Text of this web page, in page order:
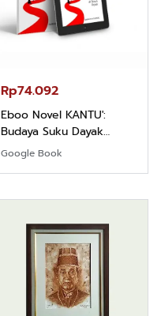
Rp74.092
Eboo Novel KANTU':
Budaya Suku Dayak
Borneo
Google Book